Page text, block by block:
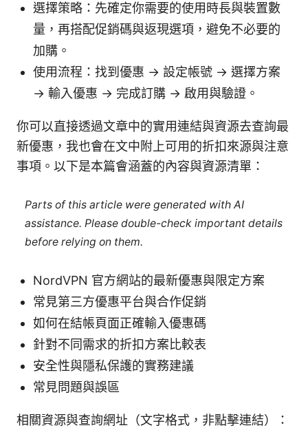
選擇策略：先確定你需要的使用時長與裝置數
量，再搭配促銷碼與返現選項，避免不必要的
加購。
使用流程：找到優惠 → 設定帳號 → 選擇方案
→ 輸入優惠 → 完成訂購 → 啟用與驗證。
你可以直接透過文章中的實用連結與資源去查詢最
新優惠，我也會在文中附上可用的折扣來源與注意
事項。以下是本篇會涵蓋的內容與資源清單：
Parts of this article were generated with AI
assistance. Please double-check important details
before relying on them.
NordVPN 官方網站的最新優惠與限定方案
常見第三方優惠平台與合作促銷
如何在結帳頁面正確輸入優惠碼
針對不同需求的折扣方案比較表
安全性與隱私保護的實務建議
常見問題與誤區
相關資源與查詢網址（文字格式，非點擊連結）：